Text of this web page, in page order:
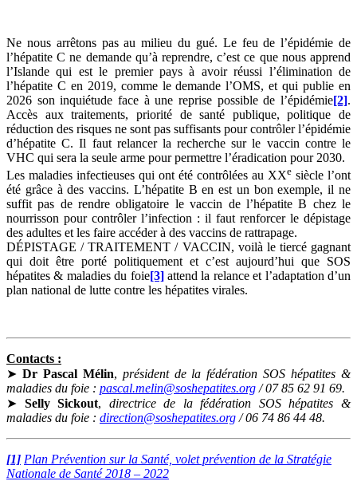
Ne nous arrêtons pas au milieu du gué. Le feu de l’épidémie de
l’hépatite C ne demande qu’à reprendre, c’est ce que nous apprend
l’Islande qui est le premier pays à avoir réussi l’élimination de
l’hépatite C en 2019, comme le demande l’OMS, et qui publie en
2026 son inquiétude face à une reprise possible de l’épidémie[2].
Accès aux traitements, priorité de santé publique, politique de
réduction des risques ne sont pas suffisants pour contrôler l’épidémie
d’hépatite C. Il faut relancer la recherche sur le vaccin contre le
VHC qui sera la seule arme pour permettre l’éradication pour 2030.
Les maladies infectieuses qui ont été contrôlées au XXe siècle l’ont
été grâce à des vaccins. L’hépatite B en est un bon exemple, il ne
suffit pas de rendre obligatoire le vaccin de l’hépatite B chez le
nourrisson pour contrôler l’infection : il faut renforcer le dépistage
des adultes et les faire accéder à des vaccins de rattrapage.
DÉPISTAGE / TRAITEMENT / VACCIN, voilà le tiercé gagnant
qui doit être porté politiquement et c’est aujourd’hui que SOS
hépatites & maladies du foie[3]attend la relance et l’adaptation d’un
plan national de lutte contre les hépatites virales.
Contacts :
➤ Dr Pascal Mélin, président de la fédération SOS hépatites &
maladies du foie : pascal.melin@soshepatites.org / 07 85 62 91 69.
➤ Selly Sickout, directrice de la fédération SOS hépatites &
maladies du foie : direction@soshepatites.org / 06 74 86 44 48.
[1] Plan Prévention sur la Santé, volet prévention de la Stratégie
Nationale de Santé 2018 – 2022